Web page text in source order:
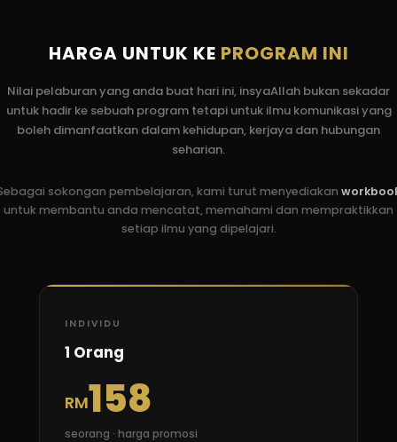
HARGA UNTUK KE PROGRAM INI
Nilai pelaburan yang anda buat hari ini, insyaAllah bukan sekadar
untuk hadir ke sebuah program tetapi untuk ilmu komunikasi yang
boleh dimanfaatkan dalam kehidupan, kerjaya dan hubungan
seharian.
sokongan pembelajaran, kami turut menyediakan
untuk membantu anda mencatat, memahami dan mempraktikkan
setiap ilmu yang dipelajari.
INDIVIDU
1 Orang
RM158
seorang · harga promosi